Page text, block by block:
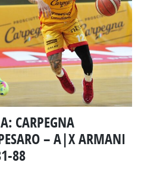
CARPEGNA
– A|X ARMANI
88